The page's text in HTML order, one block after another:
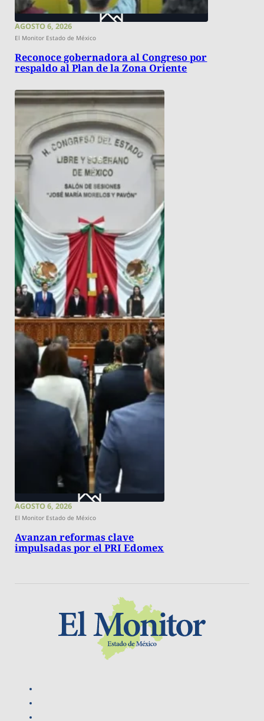
AGOSTO 6, 2026
El Monitor Estado de México
Reconoce gobernadora al Congreso por
respaldo al Plan de la Zona Oriente
AGOSTO 6, 2026
El Monitor Estado de México
Avanzan reformas clave
impulsadas por el PRI Edomex